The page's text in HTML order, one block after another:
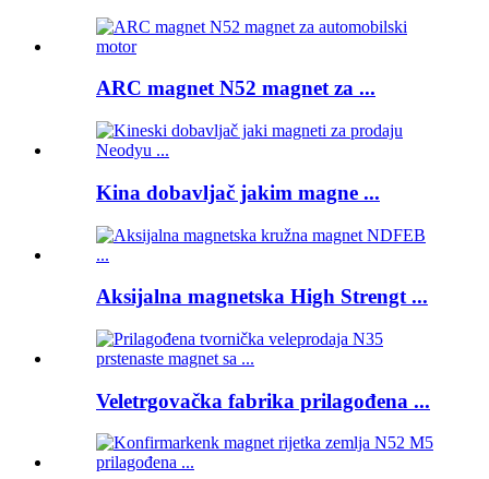
ARC magnet N52 magnet za ...
Kina dobavljač jakim magne ...
Aksijalna magnetska High Strengt ...
Veletrgovačka fabrika prilagođena ...